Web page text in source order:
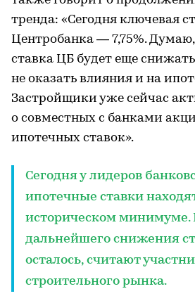
тренда: «Сегодня ключевая
Центробанка — 7,75%. Думаю,
ставка ЦБ будет еще
не оказать влияния и на
Застройщики уже сейчас
о совместных с банками
ипотечных ставок».
Сегодня у лидеров
ипотечные ставки
историческом минимуме.
дальнейшего снижения
осталось, считают
строительного рынка.